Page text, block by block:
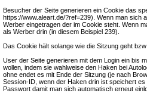
Besucher der Seite generieren ein Cookie das
https://www.aleart.de/?ref=239). Wenn man sich
Werber eingetragen der im Cookie steht. Wenn
als Werber drin (in diesem Beispiel 239).
Das Cookie hält solange wie die Sitzung geht
User der Seite generieren mit dem Login ein bis
wollen, indem sie wahlweise den Haken bei
ohne endet es mit Ende der Sitzung (je nach
Session-ID, wenn der Haken drin ist speichert
Passwort damit man sich automatisch erneut